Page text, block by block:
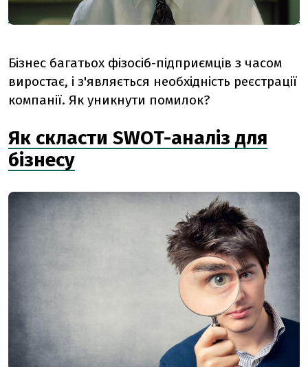
Бізнес багатьох фізосіб-підприємців з часом
виростає, і з'являється необхідність реєстрації
компанії. Як уникнути помилок?
Як скласти SWOT-аналіз для
бізнесу